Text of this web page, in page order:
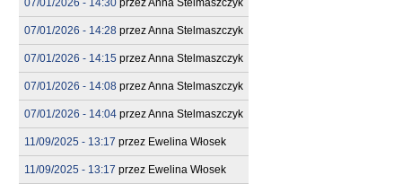
07/01/2026 - 14:30 przezAnna Stelmaszczyk
07/01/2026 - 14:28 przezAnna Stelmaszczyk
07/01/2026 - 14:15 przezAnna Stelmaszczyk
07/01/2026 - 14:08 przezAnna Stelmaszczyk
07/01/2026 - 14:04 przezAnna Stelmaszczyk
11/09/2025 - 13:17 przez Ewelina Włosek
11/09/2025 - 13:17 przez Ewelina Włosek